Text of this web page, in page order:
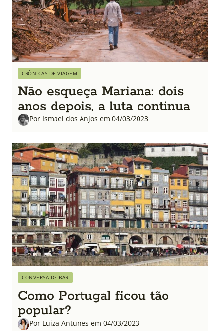
CRÔNICAS DE VIAGEM
Não esqueça Mariana: dois
anos depois, a luta continua
Por Ismael dos Anjos em 04/03/2023
CONVERSA DE BAR
Como Portugal ficou tão
popular?
Por Luiza Antunes em 04/03/2023